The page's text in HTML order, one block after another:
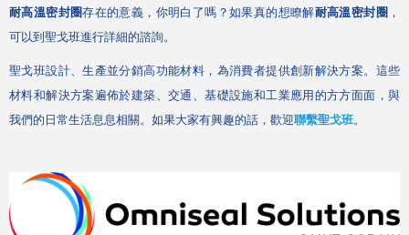
耐高溫密封圈存在的意義，你明白了嗎？如果真的想瞭解耐高溫密封圈 ，
可以到聖戈班進行詳細的諮詢。
聖戈班設計、生產並分銷高功能材料，為消費者提供創新解決方案。這些
材料和解決方案遍佈於建築、交通、基礎設施和工業應用的方方面面，與
我們的日常生活息息相關。如果大家有興趣的話，歡迎聯繫聖戈班。